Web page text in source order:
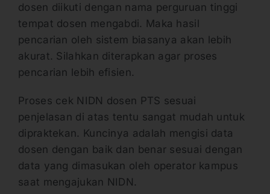
dosen diikuti dengan nama perguruan tinggi
tempat dosen mengabdi. Maka hasil
pencarian oleh sistem biasanya akan lebih
akurat. Silahkan diterapkan agar proses
pencarian lebih efisien.
Proses cek NIDN dosen PTS sesuai
penjelasan di atas tentu sangat mudah untuk
dipraktekan. Kuncinya adalah mengisi data
dosen dengan baik dan benar sesuai dengan
data yang dimasukan oleh operator kampus
saat mengajukan NIDN.